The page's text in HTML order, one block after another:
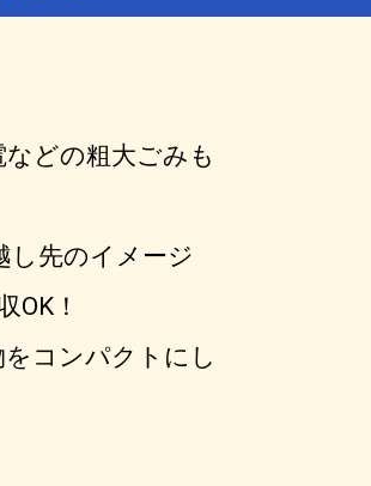
どの粗大ごみも
し先のイメージ
OK！
コンパクトにし